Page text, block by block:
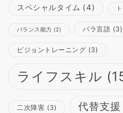
スペシャルタイム (4)
バランス能力 (2) パラ言語 (3)
ビジョントレーニング (3)
ライフスキル
二次障害 (3) 代替支援